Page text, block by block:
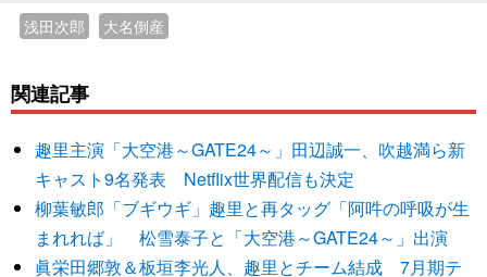
浅田次郎 大名倒産
関連記事
趣里主演「大空港～GATE24～」田辺誠一、吹越満ら新
キャスト9名発表 Netflix世界配信も決定
柳葉敏郎「ブギウギ」趣里と再タッグ「阿吽の呼吸が生
まれれば」 松雪泰子と「大空港～GATE24～」出演
眞栄田郷敦＆板垣李光人、趣里とチーム結成 7月期テ